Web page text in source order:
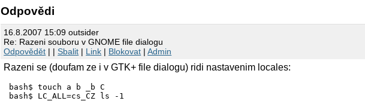
Odpovědi
16.8.2007 15:09 outsider
Re: Razeni souboru v GNOME file dialogu
Odpovědět | |Sbalit | Link | Blokovat |Admin
Razeni se (doufam ze i v GTK+ file dialogu) ridi nastavenim locales:
bash$ touch a b _b C
bash$ LC_ALL=cs_CZ ls -1